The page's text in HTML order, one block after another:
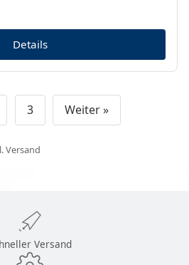
Details
3 Weiter »
Versand
Versand